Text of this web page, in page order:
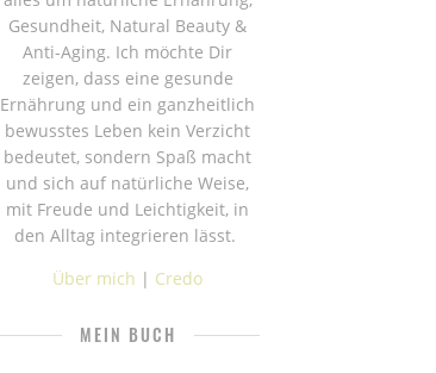
Gesundheit, Natural Beauty &
Anti-Aging. Ich möchte Dir
zeigen, dass eine gesunde
Ernährung und ein ganzheitlich
bewusstes Leben kein Verzicht
bedeutet, sondern Spaß macht
und sich auf natürliche Weise,
mit Freude und Leichtigkeit, in
den Alltag integrieren lässt.
Über mich | Credo
MEIN BUCH